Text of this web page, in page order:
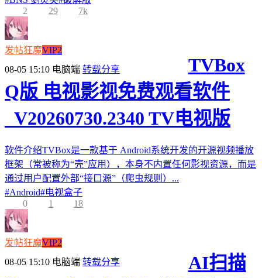
2
29 7k
发帖狂魔VIP2
08-05 15:10 电脑端 转载分享
TVBox
Q版 电视影视免费观看软件
_V20260730.2340 TV电视版
软件介绍TVBox是一款基于 Android系统开发的开源视频播放
框架（常被称为“壳”应用），本身不内置任何影视资源，而是
通过用户配置外部“接口源”（爬虫规则）...
#Android#电视盒子
0
1 18
发帖狂魔VIP2
08-05 15:10 电脑端 转载分享
AI扫描